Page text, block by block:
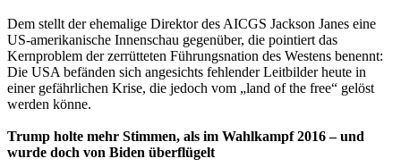
Dem stellt der ehemalige Direktor des AICGS Jackson Janes eine
US-amerikanische Innenschau gegenüber, die pointiert das
Kernproblem der zerrütteten Führungsnation des Westens benennt:
Die USA befänden sich angesichts fehlender Leitbilder heute in
einer gefährlichen Krise, die jedoch vom „land of the free“ gelöst
werden könne.
Trump holte mehr Stimmen, als im Wahlkampf 2016 – und
wurde doch von Biden überflügelt